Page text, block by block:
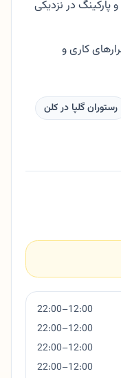
در نزدیکی
کاری و
رستوران گلپا در کلن
12:00–22:00
12:00–22:00
12:00–22:00
12:00–22:00